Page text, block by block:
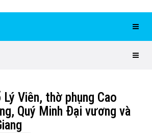
Viên, thờ phụng Cao
Quý Minh Đại vương và